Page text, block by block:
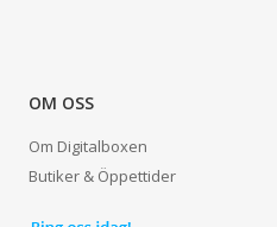
OM OSS
Om Digitalboxen
Butiker & Öppettider